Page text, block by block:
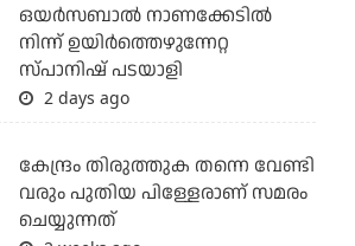
ഒയര്‍സബാൽ നാണക്കേടിൽ
നിന്ന് ഉയിർത്തെഴുന്നേറ്റ
സ്പാനിഷ് പടയാളി
2 days ago
കേന്ദ്രം തിരുത്തുക തന്നെ വേണ്ടി
വരും പുതിയ പിള്ളേരാണ് സമരം
ചെയ്യുന്നത്